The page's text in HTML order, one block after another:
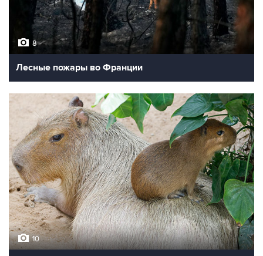
8
Лесные пожары во Франции
10